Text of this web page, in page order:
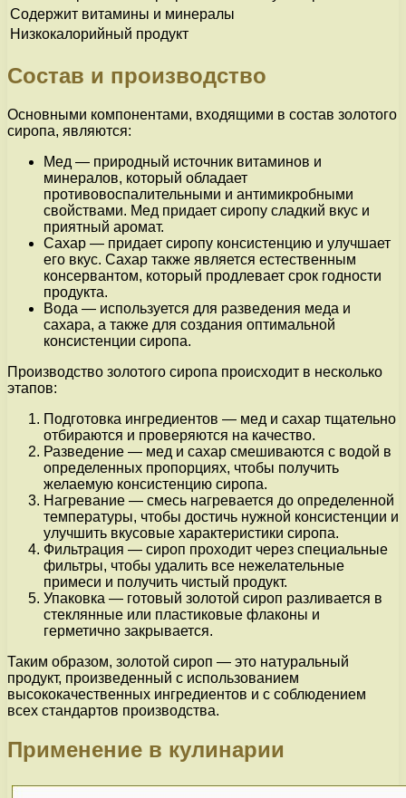
Содержит витамины и минералы
Низкокалорийный продукт
Состав и производство
Основными компонентами, входящими в состав золотого
сиропа, являются:
Мед — природный источник витаминов и
минералов, который обладает
противовоспалительными и антимикробными
свойствами. Мед придает сиропу сладкий вкус и
приятный аромат.
Сахар — придает сиропу консистенцию и улучшает
его вкус. Сахар также является естественным
консервантом, который продлевает срок годности
продукта.
Вода — используется для разведения меда и
сахара, а также для создания оптимальной
консистенции сиропа.
Производство золотого сиропа происходит в несколько
этапов:
Подготовка ингредиентов — мед и сахар тщательно
отбираются и проверяются на качество.
Разведение — мед и сахар смешиваются с водой в
определенных пропорциях, чтобы получить
желаемую консистенцию сиропа.
Нагревание — смесь нагревается до определенной
температуры, чтобы достичь нужной консистенции и
улучшить вкусовые характеристики сиропа.
Фильтрация — сироп проходит через специальные
фильтры, чтобы удалить все нежелательные
примеси и получить чистый продукт.
Упаковка — готовый золотой сироп разливается в
стеклянные или пластиковые флаконы и
герметично закрывается.
Таким образом, золотой сироп — это натуральный
продукт, произведенный с использованием
высококачественных ингредиентов и с соблюдением
всех стандартов производства.
Применение в кулинарии